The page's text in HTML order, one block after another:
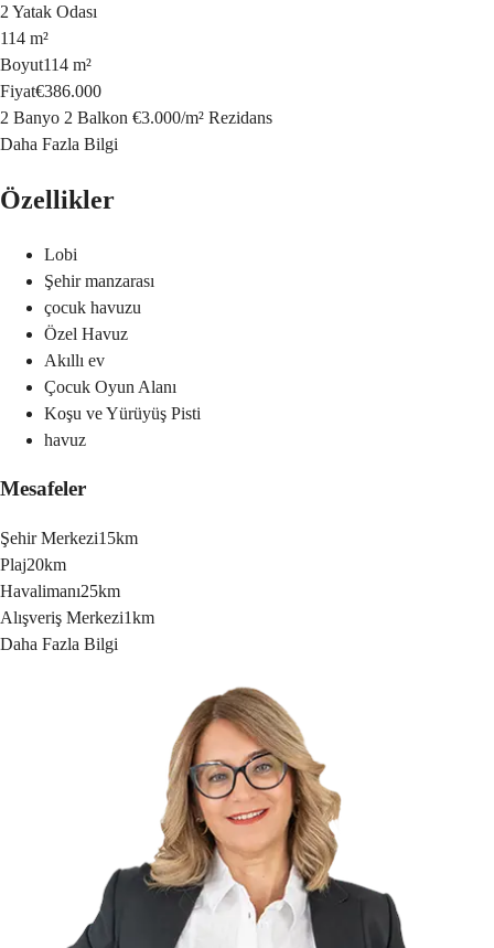
2 Yatak Odası
114 m²
Boyut114 m²
Fiyat€386.000
2 Banyo 2 Balkon €3.000/m² Rezidans
Daha Fazla Bilgi
Özellikler
Lobi
Şehir manzarası
çocuk havuzu
Özel Havuz
Akıllı ev
Çocuk Oyun Alanı
Koşu ve Yürüyüş Pisti
havuz
Mesafeler
Şehir Merkezi15km
Plaj20km
Havalimanı25km
Alışveriş Merkezi1km
Daha Fazla Bilgi